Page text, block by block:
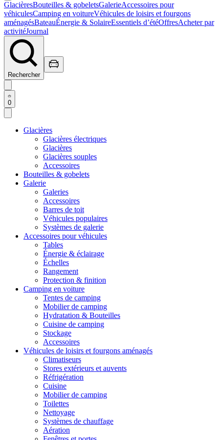
GlacièresBouteilles & gobeletsGalerieAccessoires pour
véhiculesCamping en voitureVéhicules de loisirs et fourgons
aménagésBateauÉnergie & SolaireEssentiels d’étéOffresAcheter par
activitéJournal
Rechercher
0
Glacières
Glacières électriques
Glacières
Glacières souples
Accessoires
Bouteilles & gobelets
Galerie
Galeries
Accessoires
Barres de toit
Véhicules populaires
Systèmes de galerie
Accessoires pour véhicules
Tables
Énergie & éclairage
Échelles
Rangement
Protection & finition
Camping en voiture
Tentes de camping
Mobilier de camping
Hydratation & Bouteilles
Cuisine de camping
Stockage
Accessoires
Véhicules de loisirs et fourgons aménagés
Climatiseurs
Stores extérieurs et auvents
Réfrigération
Cuisine
Mobilier de camping
Toilettes
Nettoyage
Systèmes de chauffage
Aération